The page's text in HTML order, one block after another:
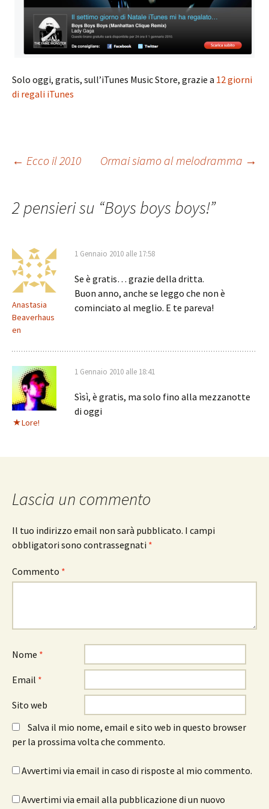
Solo oggi, gratis, sull’iTunes Music Store, grazie a 12 giorni
di regali iTunes
Navigazione
articolo
← Ecco il 2010 Ormai siamo al melodramma →
2 pensieri su “Boys boys boys!”
Anastasia
Beaverhaus
en
1 Gennaio 2010 alle 17:58
Se è gratis… grazie della dritta.
Buon anno, anche se leggo che non è
cominciato al meglio. E te pareva!
Lore!
1 Gennaio 2010 alle 18:41
Sìsì, è gratis, ma solo fino alla mezzanotte
di oggi
Lascia un commento
Il tuo indirizzo email non sarà pubblicato. I campi
obbligatori sono contrassegnati *
Commento *
Nome *
Email *
Sito web
Salva il mio nome, email e sito web in questo browser
per la prossima volta che commento.
Avvertimi via email in caso di risposte al mio commento.
Avvertimi via email alla pubblicazione di un nuovo